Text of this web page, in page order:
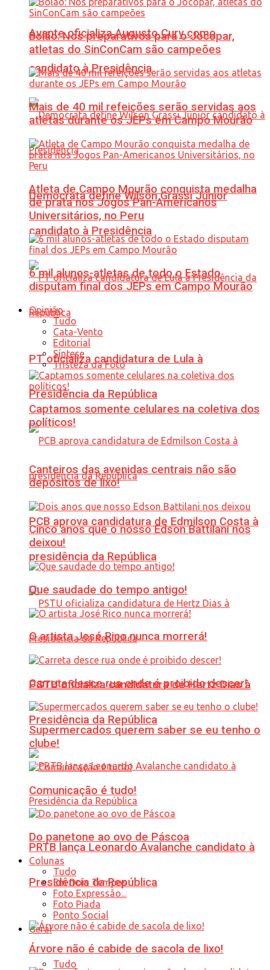
Avante oficializa Augusto Cury como
candidato à Presidência
Democrata define Wilson Grassi Júnior
candidato à Presidência
PT oficializa candidatura de Lula à
Presidência da República
PCB aprova candidatura de Edmilson Costa à
presidência da República
PSTU oficializa candidatura de Hertz Dias à
Presidência da República
PRTB lança Leonardo Avalanche candidato à
Presidência da República
Geral
Tudo
Bolão: Nos preparativos para o Jocopar,
atletas do SinConCam são campeões
Mais de 40 mil refeições serão servidas aos
atletas durante os JEPs em Campo Mourão
Atleta de Campo Mourão conquista medalha
de prata nos Jogos Pan-Americanos
Universitários, no Peru
6 mil alunos-atletas de todo o Estado
disputam final dos JEPs em Campo Mourão
Opinião
Tudo
Cata-Vento
Editorial
Síntese
Tristeza da Foto
Captamos somente celulares na coletiva dos
políticos!
Canteiros das avenidas centrais não são
depósitos de lixo!
Cinco anos que o nosso Edson Battilani nos
deixou!
Que saudade do tempo antigo!
O artista José Rico nunca morrerá!
Carreta desce rua onde é proibido descer!
Supermercados querem saber se eu tenho o
clube!
Comunicação é tudo!
Do panetone ao ovo de Páscoa
Colunas
Tudo
Em Dois Tempos
Foto Expressão...
Foto Piada
Ponto Social
Árvore não é cabide de sacola de lixo!